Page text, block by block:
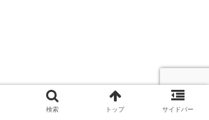
検索 トップ サイドバー